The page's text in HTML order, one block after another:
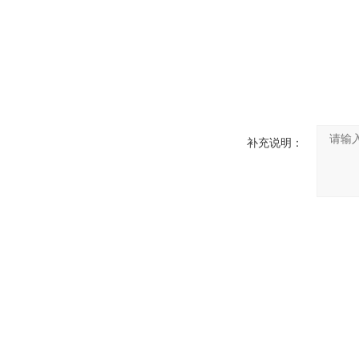
补充说明：